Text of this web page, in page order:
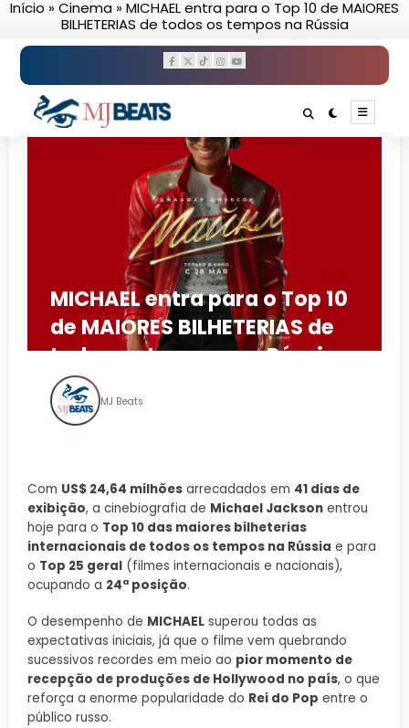
Pular
Início »Cinema »MICHAEL entra para o Top 10 de MAIORES
BILHETERIAS de todos os tempos na Rússia
MICHAEL entra para o Top 10
de MAIORES BILHETERIAS de
todos os tempos na Rússia
MJ Beats
Com US$ 24,64 milhões arrecadados em 41 dias de
exibição, a cinebiografia de Michael Jackson entrou
hoje para o Top 10 das maiores bilheterias
internacionais de todos os tempos na Rússia e para
o Top 25 geral (filmes internacionais e nacionais),
ocupando a 24ª posição.
O desempenho de MICHAEL superou todas as
expectativas iniciais, já que o filme vem quebrando
sucessivos recordes em meio ao pior momento de
recepção de produções de Hollywood no país, o que
reforça a enorme popularidade do Rei do Pop entre o
público russo.